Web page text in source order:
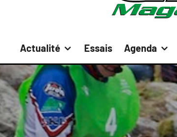
Actualité Essais Agenda